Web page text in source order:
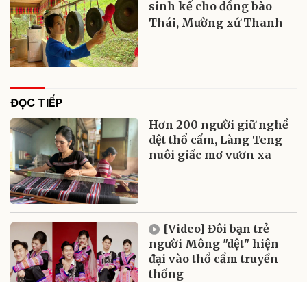
sinh kế cho đồng bào
Thái, Mường xứ Thanh
ĐỌC TIẾP
Hơn 200 người giữ nghề
dệt thổ cẩm, Làng Teng
nuôi giấc mơ vươn xa
[Video] Đôi bạn trẻ
người Mông "dệt" hiện
đại vào thổ cẩm truyền
thống